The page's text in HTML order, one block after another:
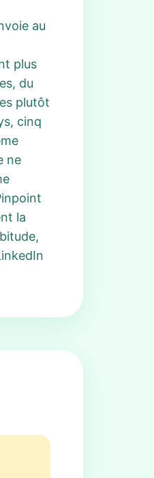
au
plus
du
plutôt
cinq
ne
la